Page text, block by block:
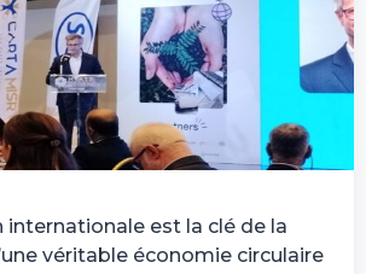
internationale est la clé de la
véritable économie circulaire